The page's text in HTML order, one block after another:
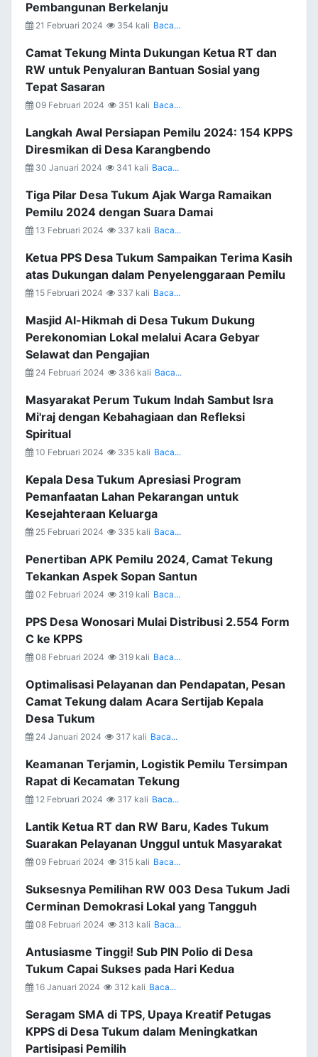
Pembangunan Berkelanju
21 Februari 2024 354 kali Baca...
Camat Tekung Minta Dukungan Ketua RT dan
RW untuk Penyaluran Bantuan Sosial yang
Tepat Sasaran
09 Februari 2024 351 kali Baca...
Langkah Awal Persiapan Pemilu 2024: 154 KPPS
Diresmikan di Desa Karangbendo
30 Januari 2024 341 kali Baca...
Tiga Pilar Desa Tukum Ajak Warga Ramaikan
Pemilu 2024 dengan Suara Damai
13 Februari 2024 337 kali Baca...
Ketua PPS Desa Tukum Sampaikan Terima Kasih
atas Dukungan dalam Penyelenggaraan Pemilu
15 Februari 2024 337 kali Baca...
Masjid Al-Hikmah di Desa Tukum Dukung
Perekonomian Lokal melalui Acara Gebyar
Selawat dan Pengajian
24 Februari 2024 336 kali Baca...
Masyarakat Perum Tukum Indah Sambut Isra
Mi'raj dengan Kebahagiaan dan Refleksi
Spiritual
10 Februari 2024 335 kali Baca...
Kepala Desa Tukum Apresiasi Program
Pemanfaatan Lahan Pekarangan untuk
Kesejahteraan Keluarga
25 Februari 2024 335 kali Baca...
Penertiban APK Pemilu 2024, Camat Tekung
Tekankan Aspek Sopan Santun
02 Februari 2024 319 kali Baca...
PPS Desa Wonosari Mulai Distribusi 2.554 Form
C ke KPPS
08 Februari 2024 319 kali Baca...
Optimalisasi Pelayanan dan Pendapatan, Pesan
Camat Tekung dalam Acara Sertijab Kepala
Desa Tukum
24 Januari 2024 317 kali Baca...
Keamanan Terjamin, Logistik Pemilu Tersimpan
Rapat di Kecamatan Tekung
12 Februari 2024 317 kali Baca...
Lantik Ketua RT dan RW Baru, Kades Tukum
Suarakan Pelayanan Unggul untuk Masyarakat
09 Februari 2024 315 kali Baca...
Suksesnya Pemilihan RW 003 Desa Tukum Jadi
Cerminan Demokrasi Lokal yang Tangguh
08 Februari 2024 313 kali Baca...
Antusiasme Tinggi! Sub PIN Polio di Desa
Tukum Capai Sukses pada Hari Kedua
16 Januari 2024 312 kali Baca...
Seragam SMA di TPS, Upaya Kreatif Petugas
KPPS di Desa Tukum dalam Meningkatkan
Partisipasi Pemilih